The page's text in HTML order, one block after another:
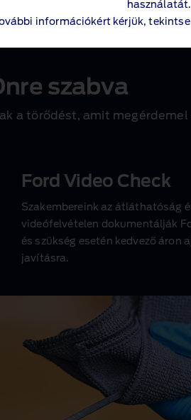
használatát.
információkért kérjük,
cm vagy attól nagyobb
szabva
a törődést, amit
Ford Video Check
Szakembereink az átláthatóság
videófelvételen dokumentálják
és szükség esetén kedvező áron
javításra.